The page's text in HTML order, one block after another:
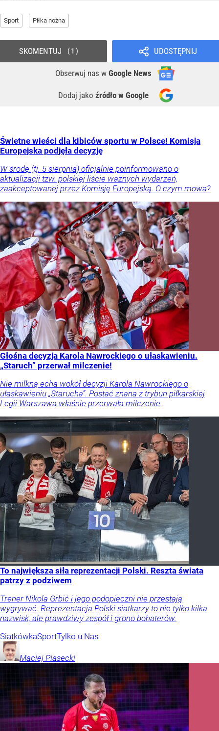
Sport Piłka nożna
UDOSTĘPNIJ
Obserwuj nas w Google News
Dodaj jako źródło w Google
SKOMENTUJ 1
Świetne wieści dla kibiców sportu w Polsce! Komisja
Europejska podjęła decyzję
W środę (tj. 5 sierpnia) oficjalnie poinformowano o
aktualizacji tzw. polskiej liście ważnych wydarzeń,
zaakceptowanej przez Komisję Europejską. O czym mowa?
Głośna decyzja Karola Nawrockiego o ułaskawieniu.
„Staruch” przerwał milczenie!
Nie milkną echa wokół decyzji Karola Nawrockiego o
ułaskawieniu „Starucha”. Postać znana z trybun piłkarskiej
Legii Warszawa właśnie przerwała milczenie.
To największa siła reprezentacji Polski. Reszta świata
patrzy z podziwem
Trener Nikola Grbić i jego podopieczni nie przestają
wygrywać. Reprezentacja Polski siatkarzy to nie tylko kilka
nazwisk, ale prawdziwy zespół i grono bohaterów.
SiatkówkaSportTylko u Nas
Maciej Piasecki